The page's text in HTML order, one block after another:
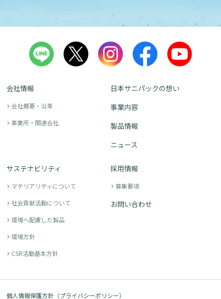
会社情報
会社概要・沿革
事業所・関連会社
日本サニパックの想い
事業内容
製品情報
ニュース
サステナビリティ
マテリアリティについて
社会貢献活動について
環境へ配慮した製品
環境方針
CSR活動基本方針
採用情報
募集要項
お問い合わせ
個人情報保護方針（プライバシーポリシー）